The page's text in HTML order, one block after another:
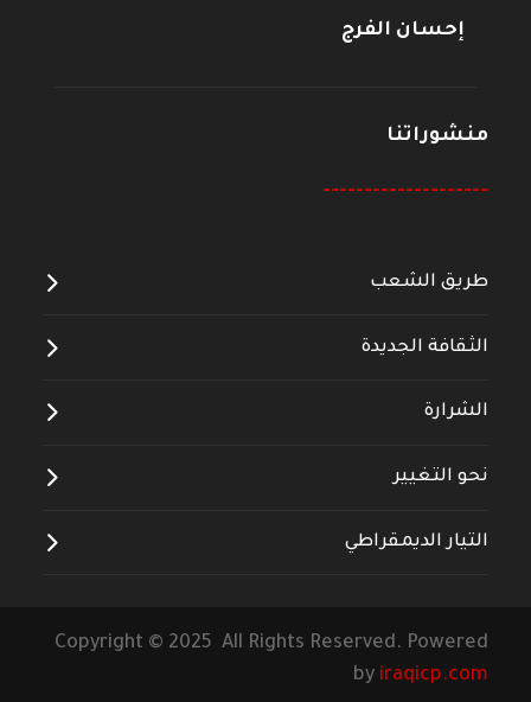
إحسان الفرج
منشوراتنا
--------------------
طريق الشعب
الثقافة الجديدة
الشرارة
نحو التغيير
التيار الديمقراطي
Copyright © 2025 All Rights Reserved. Powered
by iraqicp.com